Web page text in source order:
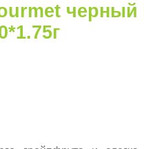
черный